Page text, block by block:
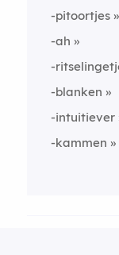
-pitoortjes
-ah
-
-blanken
-intuitiever
-kammen